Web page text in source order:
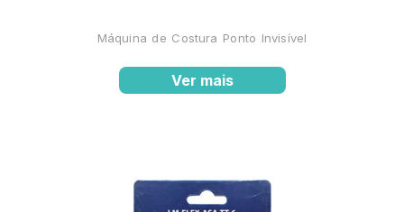
Máquina de Costura Ponto Invisível
Ver mais